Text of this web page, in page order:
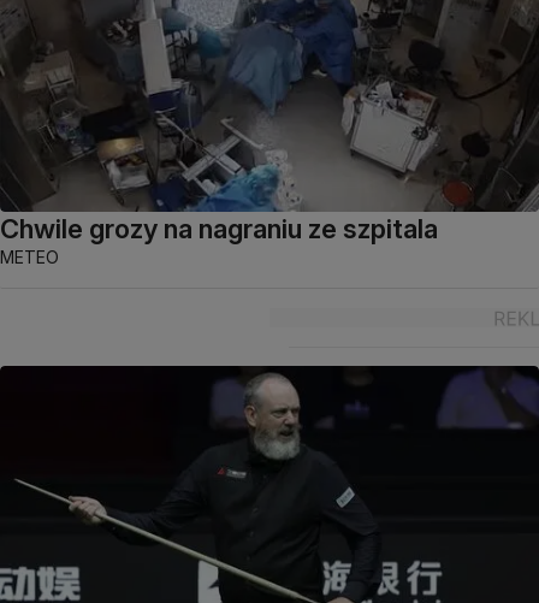
Chwile grozy na nagraniu ze szpitala
METEO